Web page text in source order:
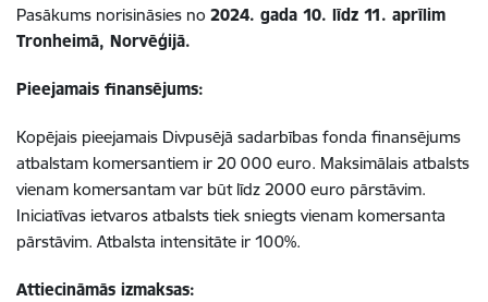
Pasākums norisināsies no 2024. gada 10. līdz 11. aprīlim
Tronheimā, Norvēģijā.
Pieejamais finansējums:
Kopējais pieejamais Divpusējā sadarbības fonda finansējums
atbalstam komersantiem ir 20 000 euro. Maksimālais atbalsts
vienam komersantam var būt līdz 2000 euro pārstāvim.
Iniciatīvas ietvaros atbalsts tiek sniegts vienam komersanta
pārstāvim. Atbalsta intensitāte ir 100%.
Attiecināmās izmaksas: